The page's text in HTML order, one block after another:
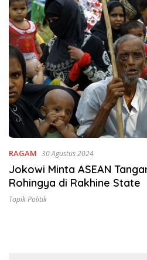
RAGAM 30 Agustus 2024
Jokowi Minta ASEAN
Rohingya di Rakhine State
Topik Politik